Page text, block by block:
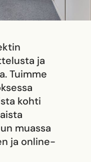
ja
Tuimme
kohti
muassa
ja online-